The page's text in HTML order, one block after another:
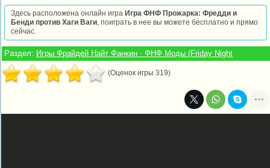
Здесь расположена онлайн игра Игра ФНФ Прожарка: Фредди и
Бенди против Хаги Ваги, поиграть в нее вы можете бесплатно и прямо
сейчас.
Раздел: Игры Фрайдей Найт Фанкин · ФНФ Моды (Friday Night
(Оценок игры 319)